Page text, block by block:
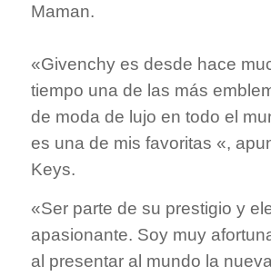
Maman.
«Givenchy es desde hace
tiempo una de las más
de moda de lujo en todo el
es una de mis favoritas «,
Keys.
«Ser parte de su prestigio y
apasionante. Soy muy
al presentar al mundo la